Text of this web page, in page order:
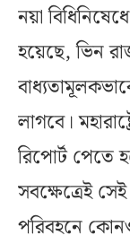
নয়া
হয়েছে, ভিন
লাগবে।
রিপোর্ট পেতে
সবক্ষেত্রেই
পরিবহনে